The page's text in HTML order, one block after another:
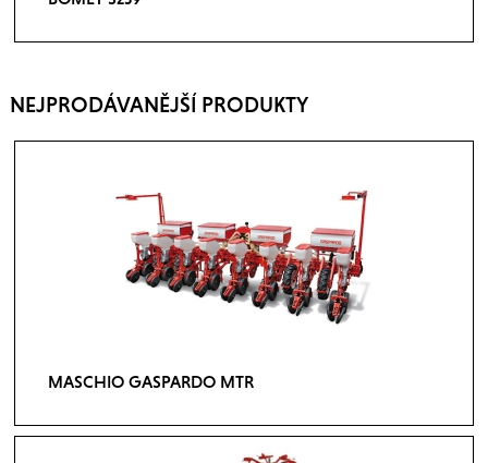
NEJPRODÁVANĚJŠÍ PRODUKTY
MASCHIO GASPARDO MTR